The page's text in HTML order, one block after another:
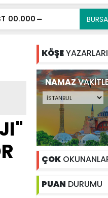
00.000
KÖŞEYAZARLARI
NAMAZ
ÇOK
PUAN DURUMU